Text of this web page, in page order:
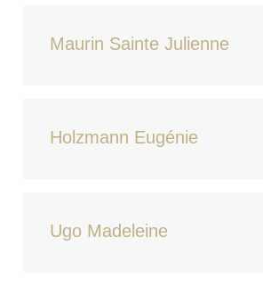
Maurin Sainte Julienne
Holzmann Eugénie
Ugo Madeleine